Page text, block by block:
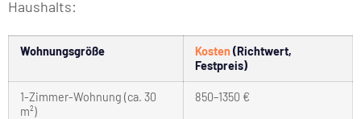
Haushalts:
Wohnungsgröße Kosten(Richtwert,
Festpreis)
1-Zimmer-Wohnung (ca. 30
m²)
850–1350 €